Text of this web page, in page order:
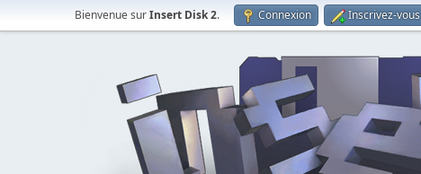
Bienvenue surInsert Disk 2. Connexion Inscrivez-vous